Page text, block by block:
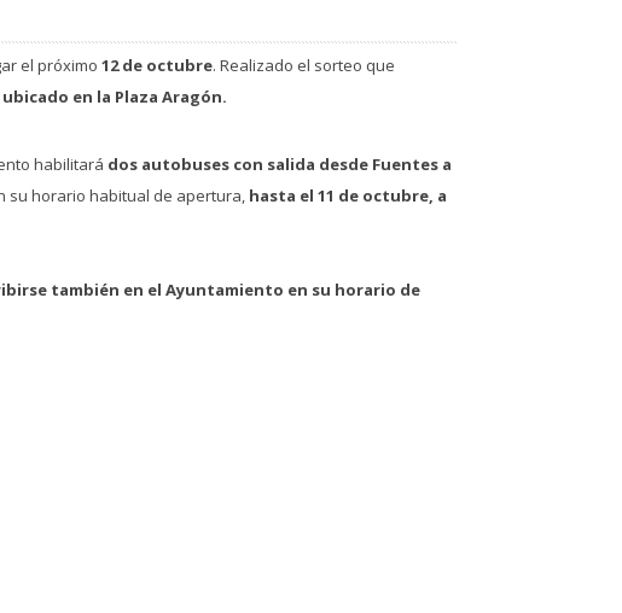
el próximo 12 de octubre. Realizado el sorteo que
ubicado en la Plaza Aragón.
habilitará dos autobuses con salida desde Fuentes a
su horario habitual de apertura, hasta el 11 de octubre, a
también en el Ayuntamiento en su horario de